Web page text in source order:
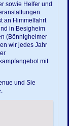
sowie Helfer und
an Himmelfahrt
in Besigheim
(Bönnigheimer
wir jedes Jahr
mit
und Sie